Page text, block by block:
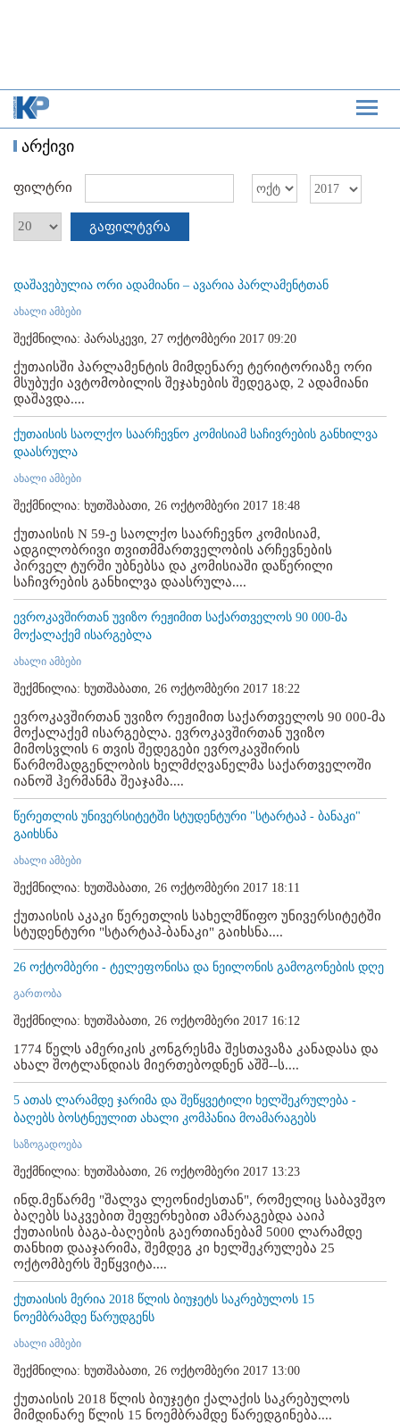
არქივი
ფილტრი
გაფილტვრა
დაშავებულია ორი ადამიანი – ავარია პარლამენტთან
ახალი ამბები
შექმნილია: პარასკევი, 27 ოქტომბერი 2017 09:20
ქუთაისში პარლამენტის მიმდენარე ტერიტორიაზე ორი
მსუბუქი ავტომობილის შეჯახების შედეგად, 2 ადამიანი
დაშავდა....
ქუთაისის საოლქო საარჩევნო კომისიამ საჩივრების განხილვა
დაასრულა
ახალი ამბები
შექმნილია: ხუთშაბათი, 26 ოქტომბერი 2017 18:48
ქუთაისის N 59-ე საოლქო საარჩევნო კომისიამ,
ადგილობრივი თვითმმართველობის არჩევნების
პირველ ტურში უბნებსა და კომისიაში დაწერილი
საჩივრების განხილვა დაასრულა....
ევროკავშირთან უვიზო რეჟიმით საქართველოს 90 000-მა
მოქალაქემ ისარგებლა
ახალი ამბები
შექმნილია: ხუთშაბათი, 26 ოქტომბერი 2017 18:22
ევროკავშირთან უვიზო რეჟიმით საქართველოს 90 000-მა
მოქალაქემ ისარგებლა. ევროკავშირთან უვიზო
მიმოსვლის 6 თვის შედეგები ევროკავშირის
წარმომადგენლობის ხელმძღვანელმა საქართველოში
იანოშ ჰერმანმა შეაჯამა....
წერეთლის უნივერსიტეტში სტუდენტური "სტარტაპ - ბანაკი"
გაიხსნა
ახალი ამბები
შექმნილია: ხუთშაბათი, 26 ოქტომბერი 2017 18:11
ქუთაისის აკაკი წერეთლის სახელმწიფო უნივერსიტეტში
სტუდენტური "სტარტაპ-ბანაკი" გაიხსნა....
26 ოქტომბერი - ტელეფონისა და ნეილონის გამოგონების დღე
გართობა
შექმნილია: ხუთშაბათი, 26 ოქტომბერი 2017 16:12
1774 წელს ამერიკის კონგრესმა შესთავაზა კანადასა და
ახალ შოტლანდიას მიერთებოდნენ აშშ--ს....
5 ათას ლარამდე ჯარიმა და შეწყვეტილი ხელშეკრულება -
ბაღებს ბოსტნეულით ახალი კომპანია მოამარაგებს
საზოგადოება
შექმნილია: ხუთშაბათი, 26 ოქტომბერი 2017 13:23
ინდ.მეწარმე "შალვა ლეონიძესთან", რომელიც საბავშვო
ბაღებს საკვებით შეფერხებით ამარაგებდა ააიპ
ქუთაისის ბაგა-ბაღების გაერთიანებამ 5000 ლარამდე
თანხით დააჯარიმა, შემდეგ კი ხელშეკრულება 25
ოქტომბერს შეწყვიტა....
ქუთაისის მერია 2018 წლის ბიუჯეტს საკრებულოს 15
ნოემბრამდე წარუდგენს
ახალი ამბები
შექმნილია: ხუთშაბათი, 26 ოქტომბერი 2017 13:00
ქუთაისის 2018 წლის ბიუჯეტი ქალაქის საკრებულოს
მიმდინარე წლის 15 ნოემბრამდე წარედგინება....